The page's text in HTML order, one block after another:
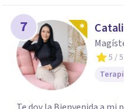
7
5 / 5